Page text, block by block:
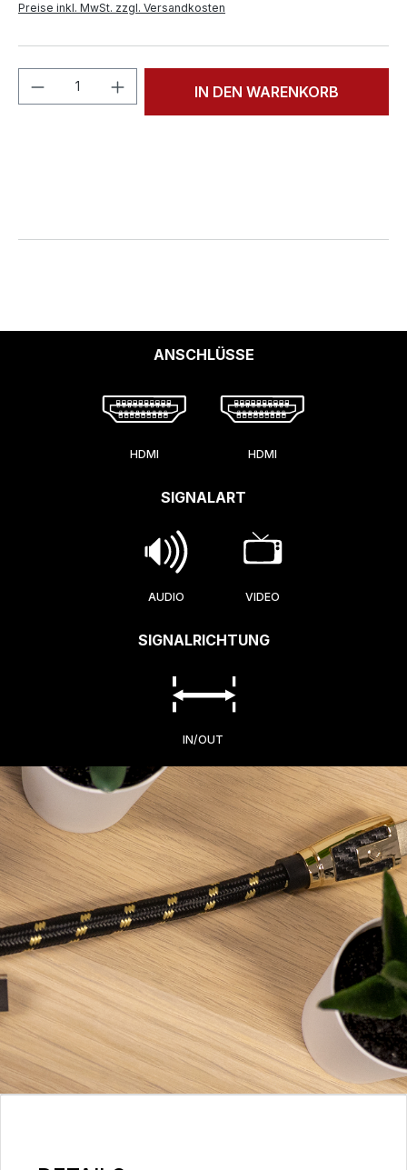
Preise inkl. MwSt. zzgl. Versandkosten
Produkt Anzahl: Gib denIN DEN WARENKORB
ANSCHLÜSSE
HDMI HDMI
SIGNALART
AUDIO VIDEO
SIGNALRICHTUNG
IN/OUT